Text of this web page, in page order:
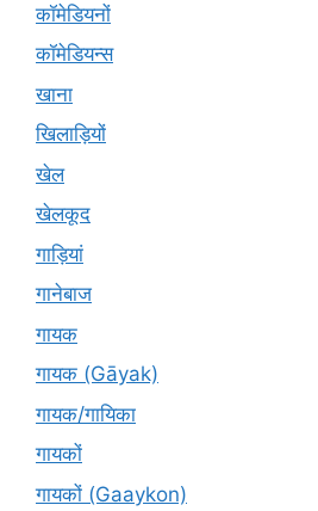
कॉमेडियनों
कॉमेडियन्स
खाना
खिलाड़ियों
खेल
खेलकूद
गाड़ियां
गानेबाज
गायक
गायक (Gāyak)
गायक/गायिका
गायकों
गायकों (Gaaykon)